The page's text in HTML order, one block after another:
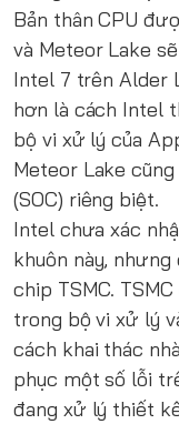
Bản thân CPU
và Meteor Lake
Intel 7 trên Alder
hơn là cách Intel
bộ vi xử lý của
Meteor Lake
(SOC) riêng biệt.
Intel chưa xác
khuôn này,
chip TSMC.
trong bộ vi xử lý
cách khai thác
phục một số lỗi
đang xử lý thiết